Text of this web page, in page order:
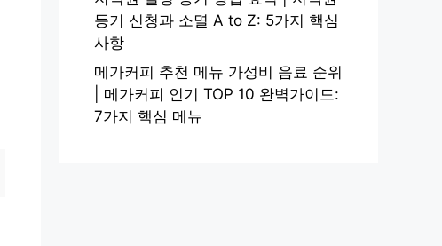
등기 신청과 소멸 A to Z: 5가지 핵심
사항
메가커피 추천 메뉴 가성비 음료 순위
| 메가커피 인기 TOP 10 완벽가이드:
7가지 핵심 메뉴